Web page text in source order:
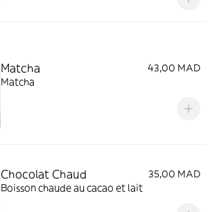
Matcha
43,00 MAD
Matcha
Chocolat Chaud
35,00 MAD
Boisson chaude au cacao et lait